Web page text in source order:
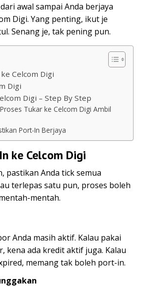
awal sampai Anda berjaya
Digi. Yang penting, ikut je
Senang je, tak pening pun.
Celcom Digi
Digi
Digi – Step By Step
Tukar ke Celcom Digi Ambil
Port-In Berjaya
ke Celcom Digi
pastikan Anda tick semua
terlepas satu pun, proses boleh
mentah.
Anda masih aktif. Kalau pakai
kena ada kredit aktif juga. Kalau
memang tak boleh port-in.